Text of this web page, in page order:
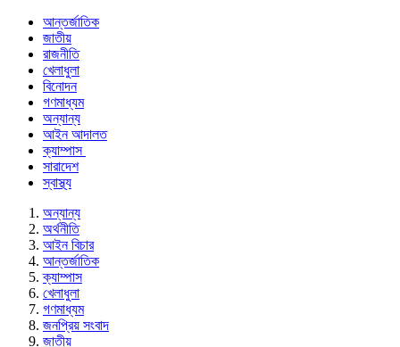
আন্তর্জাতিক
জাতীয়
রাজনীতি
খেলাধুলা
বিনোদন
গণমাধ্যম
অন্যান্য
আইন আদালত
ক্যাম্পাস
সারাদেশ
স্বাস্থ্য
অন্যান্য
অর্থনীতি
আইন বিচার
আন্তর্জাতিক
ক্যাম্পাস
খেলাধুলা
গণমাধ্যম
জনপ্রিয় সংবাদ
জাতীয়